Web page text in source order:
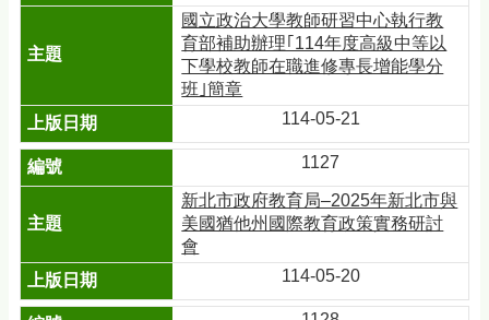
國立政治大學教師研習中心執行教
育部補助辦理｢114年度高級中等以
下學校教師在職進修專長增能學分
班｣簡章
114-05-21
1127
新北市政府教育局–2025年新北市與
美國猶他州國際教育政策實務研討
會
114-05-20